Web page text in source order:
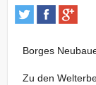
Borges
Zu den